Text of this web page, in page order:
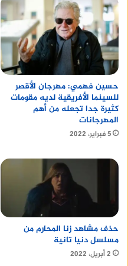
حسين فهمي: مهرجان الأقصر
للسينما الأفريقية لديه مقومات
كثيرة جدا تجعله من أهم
المهرجانات
5 فبراير، 2022
حذف مشاهد زنا المحارم من
مسلسل دنيا تانية
2 أبريل، 2022